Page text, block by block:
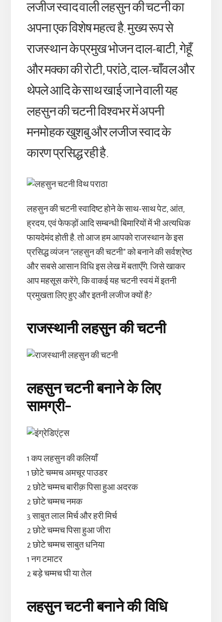
लजीज स्वाद वाली लहसुन की चटनी का
अपना एक विशेष महत्व है. मुख्य रूप से
राजस्थान के प्रमुख भोजन दाल-बाटी, गेहूँ
और मक्का की रोटी, परांठे, दाल-चाँवल और
थेपले आदि के साथ खाई जाने वाली यह
लहसुन की चटनी विश्वभर में अपनी
मनमोहक खुशबु और लजीज स्वाद के
कारण प्रसिद्ध रही है.
लहसुन की चटनी स्वादिष्ट होने के साथ-साथ पेट, आंत,
ह्रदय, एवं फेफड़ों आदि सम्बन्धी बिमारियों में भी अत्यधिक
फायदेमंद होती है. तो आज हम आपको राजस्थान के इस
प्रसिद्ध व्यंजन “लहसुन की चटनी” को बनाने की सर्वश्रेष्ठ
और सबसे आसान विधि इस लेख में बताएँगे. जिसे खाकर
आप महसूस करेंगे, कि वाकई यह चटनी स्वयं में इतनी
प्रमुखता लिए हुए और इतनी लजीज क्यों है?
राजस्थानी लहसुन की चटनी
लहसुन चटनी बनाने के लिए
सामग्री-
1 कप लहसुन की कलियाँ
1 छोटे चम्मच अमचूर पाउडर
2 छोटे चम्मच बारीक़ पिसा हुआ अदरक
2 छोटे चम्मच नमक
3 साबुत लाल मिर्च और हरी मिर्च
2 छोटे चम्मच पिसा हुआ जीरा
2 छोटे चम्मच साबुत धनिया
1 नग टमाटर
2 बड़े चम्मच घी या तेल
लहसुन चटनी बनाने की विधि